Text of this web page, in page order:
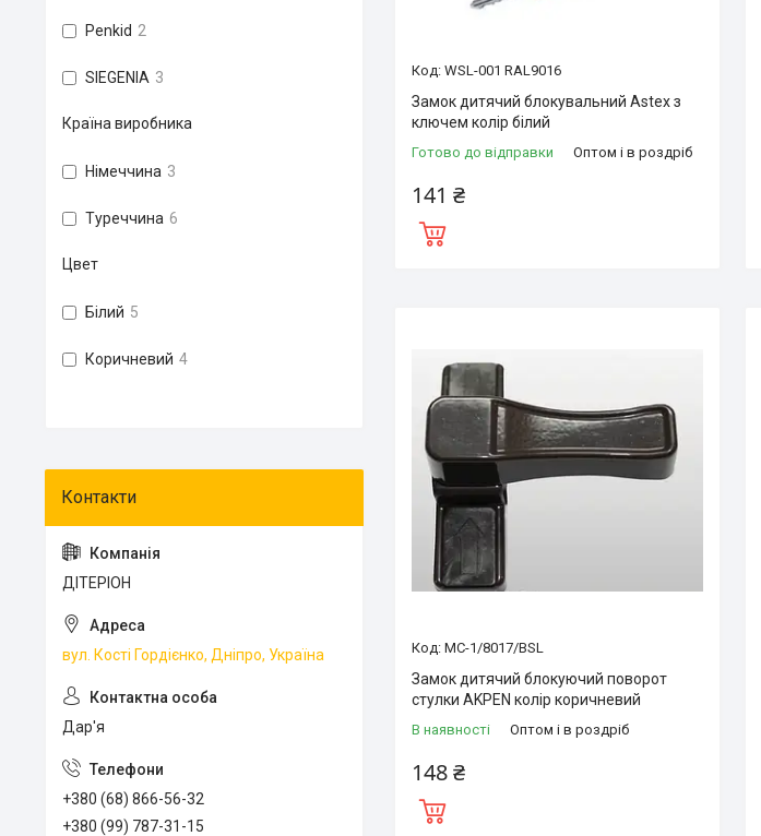
WSL-001 RAL9016
Замок дитячий блокувальний Astex з
ключем колір білий
Готово до відправки Оптом і в роздріб
141 ₴
MC-1/8017/BSL
Замок дитячий блокуючий поворот
стулки AKPEN колір коричневий
В наявності Оптом і в роздріб
148 ₴
Penkid 2
SIEGENIA 3
Країна виробника
Німеччина 3
Туреччина 6
Цвет
Білий 5
Коричневий 4
ДІТЕРІОН
вул. Кості Гордієнко, Дніпро, Україна
Дар'я
+380 (68) 866-56-32
+380 (99) 787-31-15